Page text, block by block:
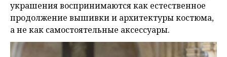
украшения воспринимаются как естественное
продолжение вышивки и архитектуры костюма,
а не как самостоятельные аксессуары.